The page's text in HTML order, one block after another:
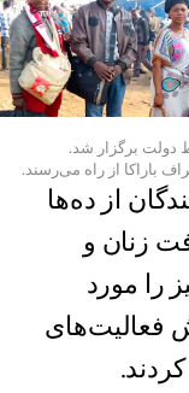
دولت برگزار شد.
باراکا از راه می‌رسند.
از ده‌ها
زنان و
را مورد
فعالیت‌های